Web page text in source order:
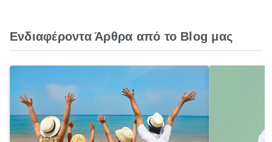
Ενδιαφέροντα Άρθρα από το Blog μας